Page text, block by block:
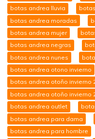
botas andrea lluvia
botas andrea moradas
botas andrea mujer
botas andrea negras
botas andrea nunes
botas andrea otono invierno
botas andrea otoño invierno
botas andrea otoño invierno
botas andrea outlet
botas andrea para dama
botas andrea para hombre